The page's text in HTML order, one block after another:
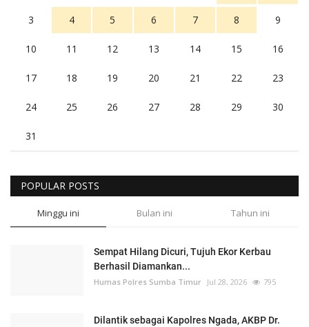
3 4 5 6 7 8 9
10 11 12 13 14 15 16
17 18 19 20 21 22 23
24 25 26 27 28 29 30
31
POPULAR POSTS
Minggu ini Bulan ini Tahun ini
Sempat Hilang Dicuri, Tujuh Ekor Kerbau
Berhasil Diamankan...
Humas Polres Sumba Timur Jul 28, 2026 795
Dilantik sebagai Kapolres Ngada, AKBP Dr.